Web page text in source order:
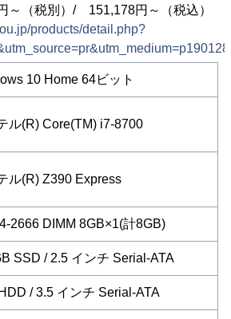
～（税別）/ 151,178円～（税込）
products/detail.php?
10 Home 64ビット
ル(R) Core(TM) i7-8700
ル(R) Z390 Express
2666 DIMM 8GB×1(計8GB)
SSD / 2.5 インチ Serial-ATA
/ 3.5 インチ Serial-ATA